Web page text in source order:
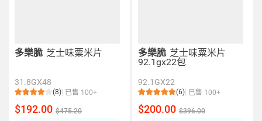
多樂脆 芝士味粟米片
31.8GX48
(8) 已售 100+
$192.00 $475.20
多樂脆 芝士味粟米片
92.1gx22包
92.1GX22
(6) 已售 100+
$200.00 $396.00